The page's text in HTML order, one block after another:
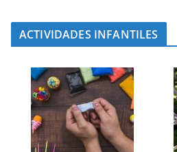
ACTIVIDADES INFANTILES